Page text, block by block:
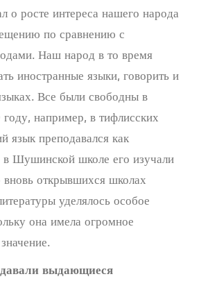
о росте интереса нашего народа
по сравнению с
Наш народ в то время
иностранные языки, говорить и
Все были свободны в
например, в тифлисских
язык преподавался как
в Шушинской школе его изучали
открывшихся школах
уделялось особое
она имела огромное
выдающиеся